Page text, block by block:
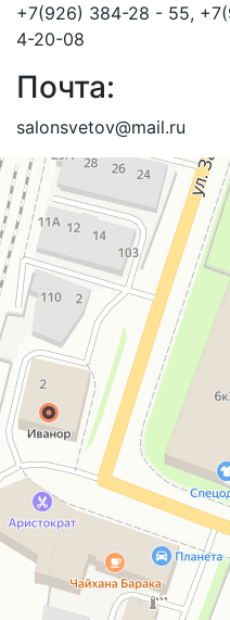
+7(926) 384-28 - 55,
4-20-08
Почта:
salonsvetov@mail.ru